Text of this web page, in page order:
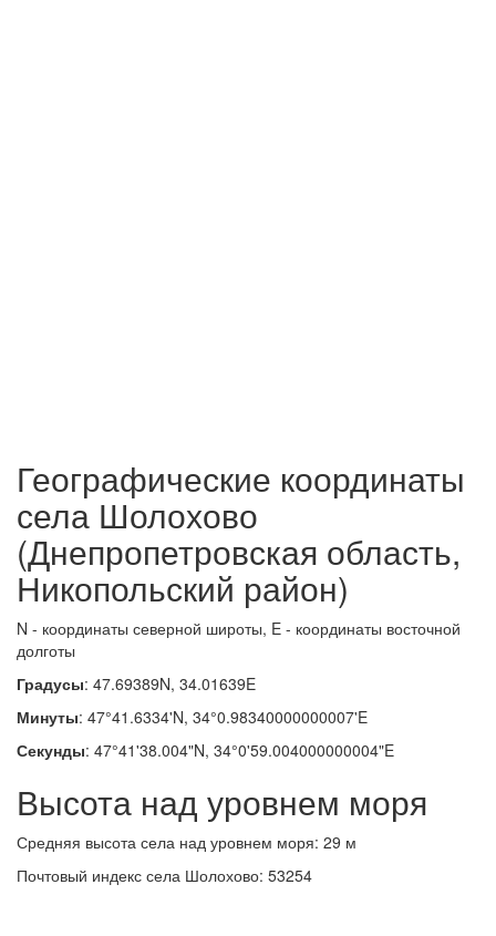
Географические координаты
села Шолохово
(Днепропетровская область,
Никопольский район)
N - координаты северной широты, E - координаты восточной
долготы
Градусы: 47.69389N, 34.01639E
Минуты: 47°41.6334'N, 34°0.98340000000007'E
Секунды: 47°41'38.004"N, 34°0'59.004000000004"E
Высота над уровнем моря
Средняя высота села над уровнем моря: 29 м
Почтовый индекс села Шолохово: 53254